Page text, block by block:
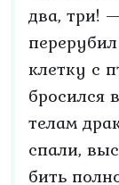
два, три!
клетку с
бросился
телам
спали,
бить